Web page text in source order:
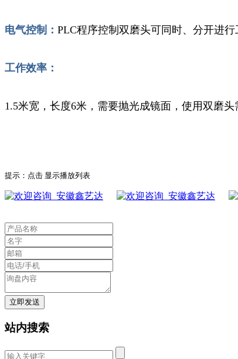
电气控制： PLC程序控制双磨头可同时、分开进
工作效率：
1.5米宽，长度6米，需要抛光成镜面，使用双磨头
提示：点击 显示播放列表
站内搜索